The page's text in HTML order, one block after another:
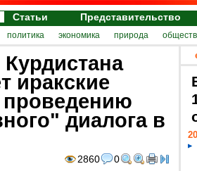
Статьи Представительство
политика экономика природа
иракские
диалога в
2860 0